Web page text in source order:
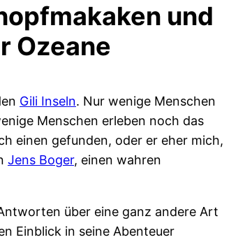
und
Ozeane
Gili Inseln. Nur wenige Menschen
Menschen erleben noch das
einen gefunden, oder er eher mich,
Jens Boger, einen wahren
über eine ganz andere Art
Einblick in seine Abenteuer